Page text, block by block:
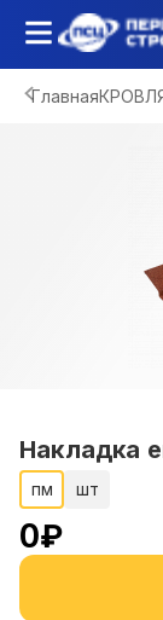
Главная
Накладка
пм шт
0₽